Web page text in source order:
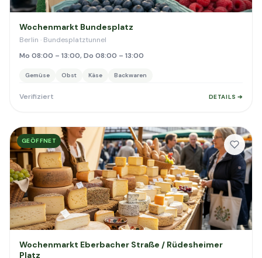
Wochenmarkt Bundesplatz
Berlin · Bundesplatztunnel
Mo 08:00 – 13:00, Do 08:00 – 13:00
Gemüse Obst Käse Backwaren
Verifiziert DETAILS ➔
GEÖFFNET
Wochenmarkt Eberbacher Straße / Rüdesheimer
Platz